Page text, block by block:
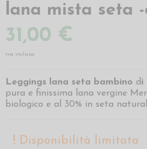
lana mista seta -
31,00 €
iva inclusa
Leggings lana seta bambino di
pura e finissima lana vergine
biologico e al 30% in seta
Disponibilità limitata